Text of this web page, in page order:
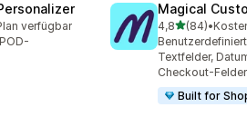
verfügbar
Magical
4,8von 5 Sternen
(84)
84 Rezensionen
•
Textfelder,
Checkout-Felder
Built for